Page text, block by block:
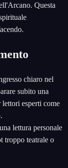
Questa
chiaro nel
subito una
lettori esperti come
lettura personale
troppo teatrale o